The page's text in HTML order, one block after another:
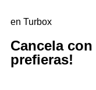
en Turbox
Cancela
prefieras!